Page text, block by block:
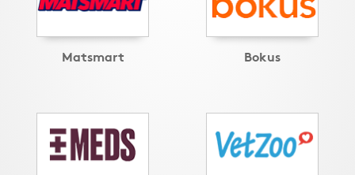
Matsmart Bokus